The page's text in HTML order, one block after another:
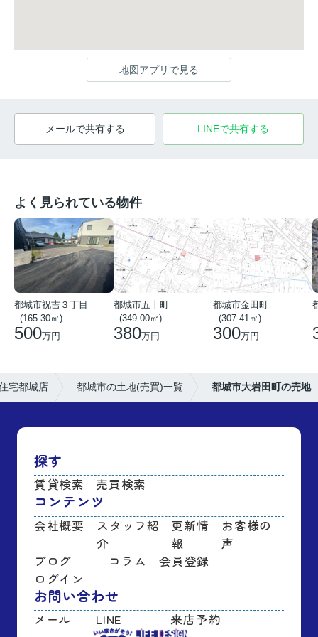
地図アプリで見る
メールで共有する LINEで共有する
よく見られている物件
都城市祝吉３丁目
- (165.30㎡)
500万円
都城市五十町
- (349.00㎡)
380万円
都城市金田町
- (307.41㎡)
300万円
-
宅都城店 都城市の土地(売買)一覧 都城市大岩田町の売地
探す
賃貸検索 売買検索
コンテンツ
会社概要
スタッフ紹
介
更新情
報
お客様の
声
ブログ
コラム
会員登録
ログイン
お問い合わせ
メール LINE 来店予約